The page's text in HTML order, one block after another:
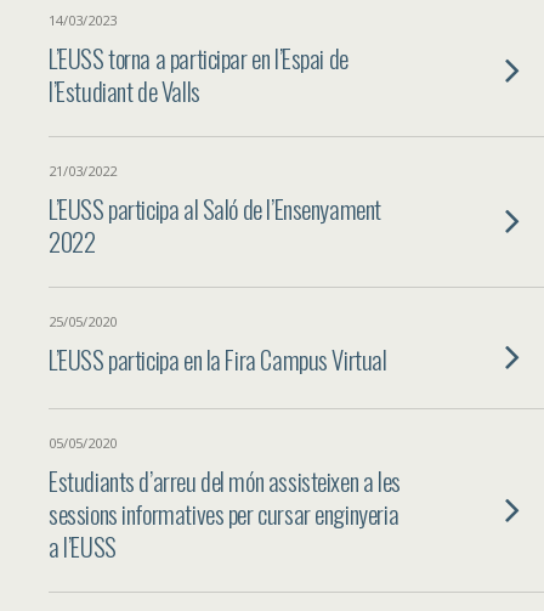
14/03/2023
L’EUSS torna a participar en l’Espai de
l’Estudiant de Valls
21/03/2022
L’EUSS participa al Saló de l’Ensenyament
2022
25/05/2020
L’EUSS participa en la Fira Campus Virtual
05/05/2020
Estudiants d’arreu del món assisteixen a les
sessions informatives per cursar enginyeria
a l’EUSS